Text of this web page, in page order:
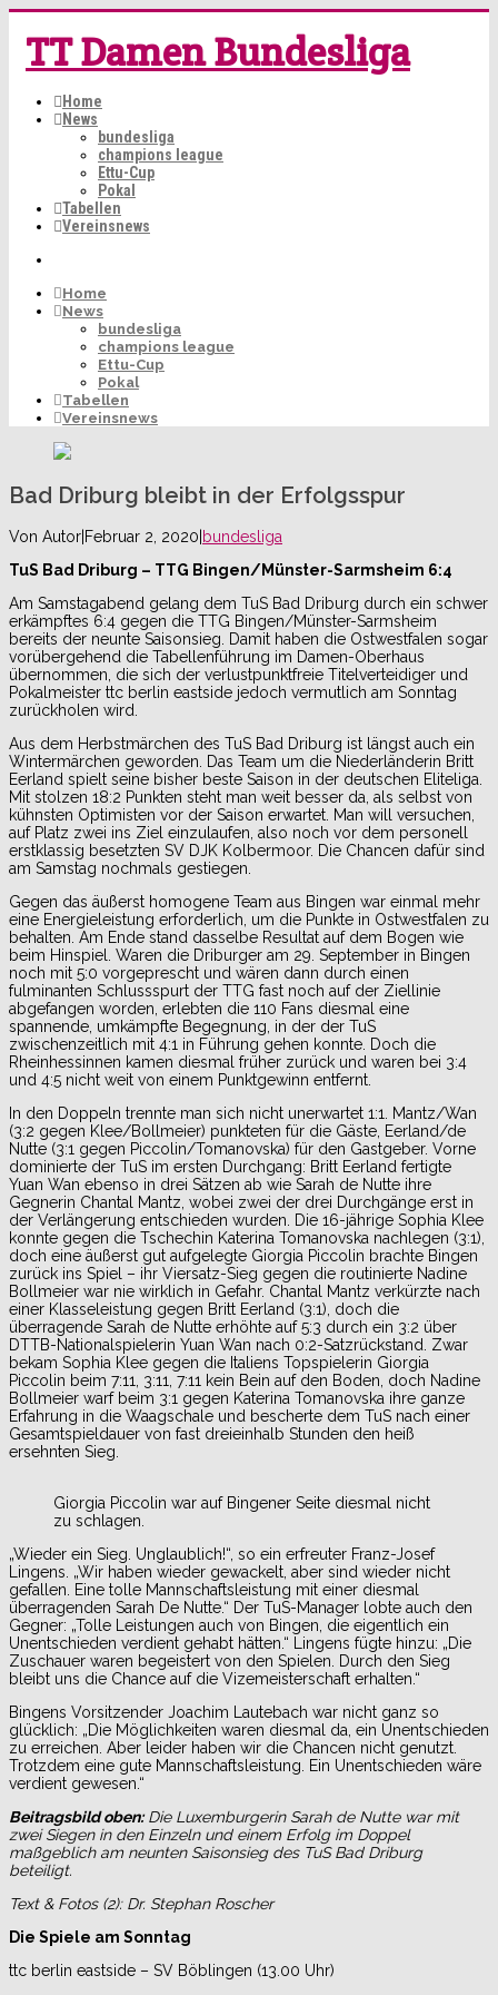
TT Damen Bundesliga
Home
News
bundesliga
champions league
Ettu-Cup
Pokal
Tabellen
Vereinsnews
Home
News
bundesliga
champions league
Ettu-Cup
Pokal
Tabellen
Vereinsnews
Bad Driburg bleibt in der Erfolgsspur
Von Autor|Februar 2, 2020|bundesliga
TuS Bad Driburg – TTG Bingen/Münster-Sarmsheim 6:4
Am Samstagabend gelang dem TuS Bad Driburg durch ein schwer
erkämpftes 6:4 gegen die TTG Bingen/Münster-Sarmsheim
bereits der neunte Saisonsieg. Damit haben die Ostwestfalen sogar
vorübergehend die Tabellenführung im Damen-Oberhaus
übernommen, die sich der verlustpunktfreie Titelverteidiger und
Pokalmeister ttc berlin eastside jedoch vermutlich am Sonntag
zurückholen wird.
Aus dem Herbstmärchen des TuS Bad Driburg ist längst auch ein
Wintermärchen geworden. Das Team um die Niederländerin Britt
Eerland spielt seine bisher beste Saison in der deutschen Eliteliga.
Mit stolzen 18:2 Punkten steht man weit besser da, als selbst von
kühnsten Optimisten vor der Saison erwartet. Man will versuchen,
auf Platz zwei ins Ziel einzulaufen, also noch vor dem personell
erstklassig besetzten SV DJK Kolbermoor. Die Chancen dafür sind
am Samstag nochmals gestiegen.
Gegen das äußerst homogene Team aus Bingen war einmal mehr
eine Energieleistung erforderlich, um die Punkte in Ostwestfalen zu
behalten. Am Ende stand dasselbe Resultat auf dem Bogen wie
beim Hinspiel. Waren die Driburger am 29. September in Bingen
noch mit 5:0 vorgeprescht und wären dann durch einen
fulminanten Schlussspurt der TTG fast noch auf der Ziellinie
abgefangen worden, erlebten die 110 Fans diesmal eine
spannende, umkämpfte Begegnung, in der der TuS
zwischenzeitlich mit 4:1 in Führung gehen konnte. Doch die
Rheinhessinnen kamen diesmal früher zurück und waren bei 3:4
und 4:5 nicht weit von einem Punktgewinn entfernt.
In den Doppeln trennte man sich nicht unerwartet 1:1. Mantz/Wan
(3:2 gegen Klee/Bollmeier) punkteten für die Gäste, Eerland/de
Nutte (3:1 gegen Piccolin/Tomanovska) für den Gastgeber. Vorne
dominierte der TuS im ersten Durchgang: Britt Eerland fertigte
Yuan Wan ebenso in drei Sätzen ab wie Sarah de Nutte ihre
Gegnerin Chantal Mantz, wobei zwei der drei Durchgänge erst in
der Verlängerung entschieden wurden. Die 16-jährige Sophia Klee
konnte gegen die Tschechin Katerina Tomanovska nachlegen (3:1),
doch eine äußerst gut aufgelegte Giorgia Piccolin brachte Bingen
zurück ins Spiel – ihr Viersatz-Sieg gegen die routinierte Nadine
Bollmeier war nie wirklich in Gefahr. Chantal Mantz verkürzte nach
einer Klasseleistung gegen Britt Eerland (3:1), doch die
überragende Sarah de Nutte erhöhte auf 5:3 durch ein 3:2 über
DTTB-Nationalspielerin Yuan Wan nach 0:2-Satzrückstand. Zwar
bekam Sophia Klee gegen die Italiens Topspielerin Giorgia
Piccolin beim 7:11, 3:11, 7:11 kein Bein auf den Boden, doch Nadine
Bollmeier warf beim 3:1 gegen Katerina Tomanovska ihre ganze
Erfahrung in die Waagschale und bescherte dem TuS nach einer
Gesamtspieldauer von fast dreieinhalb Stunden den heiß
ersehnten Sieg.
Giorgia Piccolin war auf Bingener Seite diesmal nicht
zu schlagen.
„Wieder ein Sieg. Unglaublich!“, so ein erfreuter Franz-Josef
Lingens. „Wir haben wieder gewackelt, aber sind wieder nicht
gefallen. Eine tolle Mannschaftsleistung mit einer diesmal
überragenden Sarah De Nutte.“ Der TuS-Manager lobte auch den
Gegner: „Tolle Leistungen auch von Bingen, die eigentlich ein
Unentschieden verdient gehabt hätten.“ Lingens fügte hinzu: „Die
Zuschauer waren begeistert von den Spielen. Durch den Sieg
bleibt uns die Chance auf die Vizemeisterschaft erhalten.“
Bingens Vorsitzender Joachim Lautebach war nicht ganz so
glücklich: „Die Möglichkeiten waren diesmal da, ein Unentschieden
zu erreichen. Aber leider haben wir die Chancen nicht genutzt.
Trotzdem eine gute Mannschaftsleistung. Ein Unentschieden wäre
verdient gewesen.“
Beitragsbild oben:Die Luxemburgerin Sarah de Nutte war mit
zwei Siegen in den Einzeln und einem Erfolg im Doppel
maßgeblich am neunten Saisonsieg des TuS Bad Driburg
beteiligt.
Text & Fotos (2): Dr. Stephan Roscher
Die Spiele am Sonntag
ttc berlin eastside – SV Böblingen (13.00 Uhr)